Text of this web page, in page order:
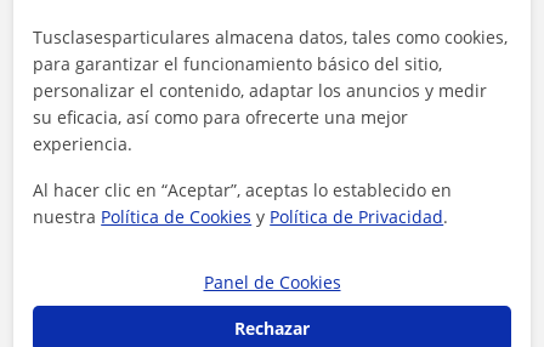
1ª clase gratis
Tusclasesparticulares almacena datos, tales como cookies,
para garantizar el funcionamiento básico del sitio,
personalizar el contenido, adaptar los anuncios y medir
su eficacia, así como para ofrecerte una mejor
experiencia.
Al hacer clic en “Aceptar”, aceptas lo establecido en
nuestra Política de Cookies y Política de Privacidad.
Panel de Cookies
Rechazar